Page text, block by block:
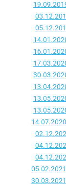
14.07.2020
05.02.2021
30.03.2021